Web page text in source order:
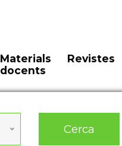
Materials
docents
Revistes
Cerca